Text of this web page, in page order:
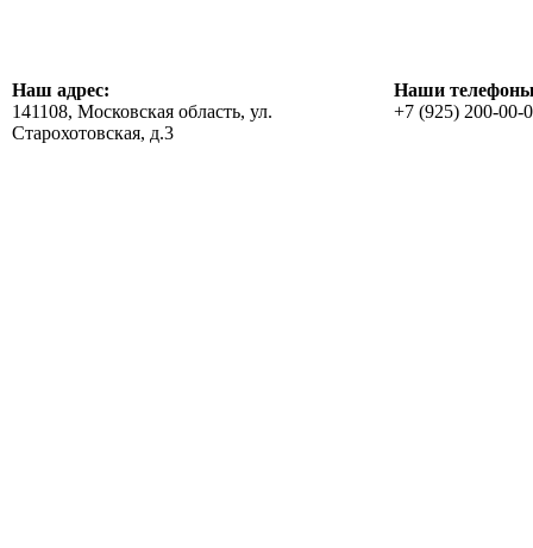
Наш адрес:
141108, Московская область, ул.
Старохотовская, д.3
Наши
+7 (925) 200-00-